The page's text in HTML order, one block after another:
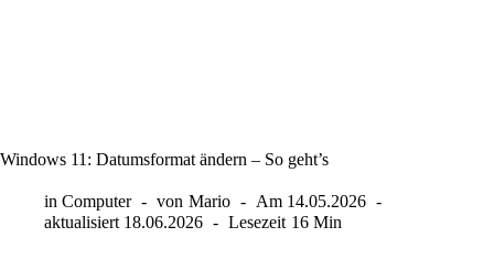
Windows 11: Datumsformat ändern – So geht’s
in Computer von Mario Am 14.05.2026
aktualisiert 18.06.2026 Lesezeit 16 Min